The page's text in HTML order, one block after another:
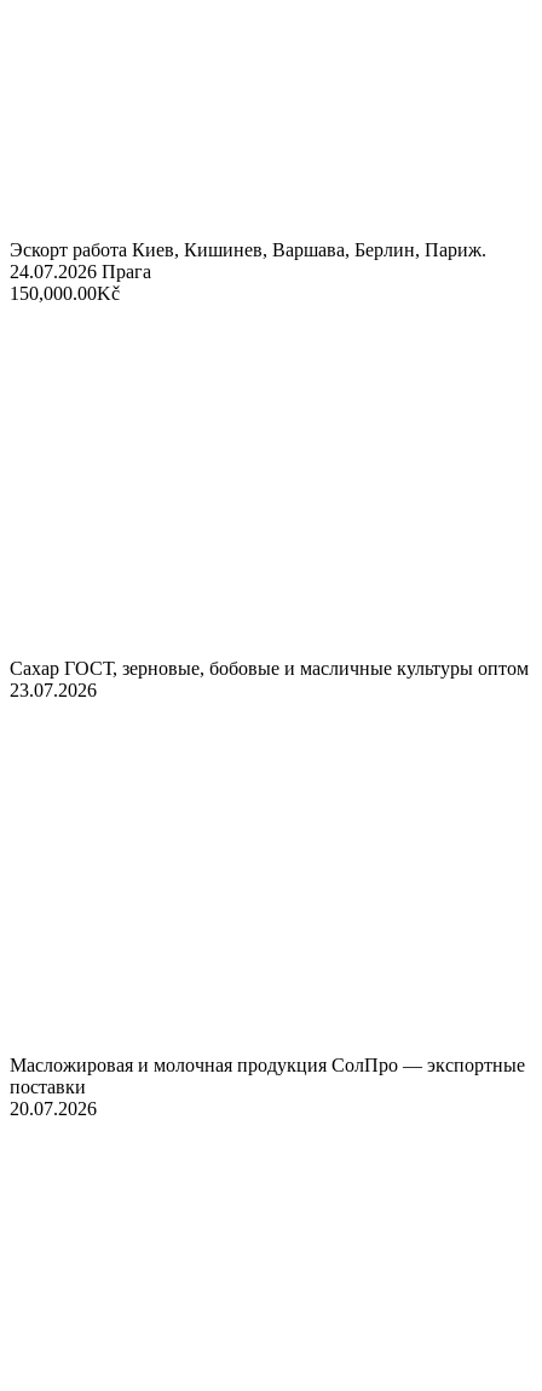
Эскорт работа Киев, Кишинев, Варшава, Берлин, Париж.
24.07.2026 Прага
150,000.00Kč
Сахар ГОСТ, зерновые, бобовые и масличные культуры оптом
23.07.2026
Масложировая и молочная продукция СолПро — экспортные
поставки
20.07.2026